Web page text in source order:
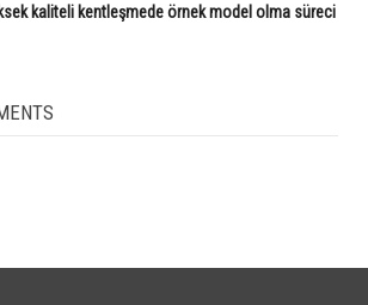
kaliteli kentleşmede örnek model olma süreci